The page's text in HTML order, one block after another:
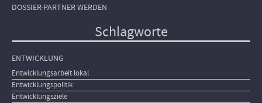
DOSSIER-PARTNER WERDEN
Schlagworte
ENTWICKLUNG
Entwicklungsarbeit lokal
Entwicklungspolitik
Entwicklungsziele